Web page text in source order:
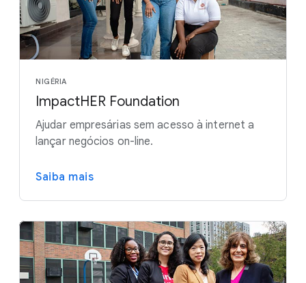
NIGÉRIA
ImpactHER Foundation
Ajudar empresárias sem acesso à internet a
lançar negócios on-line.
Saiba mais